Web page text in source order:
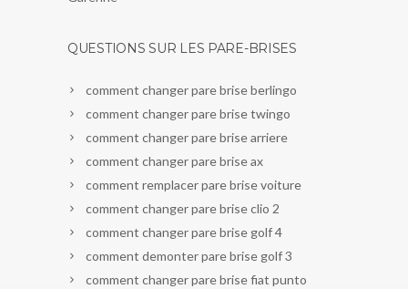
QUESTIONS SUR LES PARE-BRISES
comment changer pare brise berlingo
comment changer pare brise twingo
comment changer pare brise arriere
comment changer pare brise ax
comment remplacer pare brise voiture
comment changer pare brise clio 2
comment changer pare brise golf 4
comment demonter pare brise golf 3
comment changer pare brise fiat punto